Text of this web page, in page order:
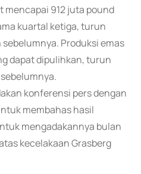
mencapai 912 juta pound
kuartal ketiga, turun
Produksi emas
dapat dipulihkan, turun
konferensi pers dengan
membahas hasil
mengadakannya bulan
kecelakaan Grasberg